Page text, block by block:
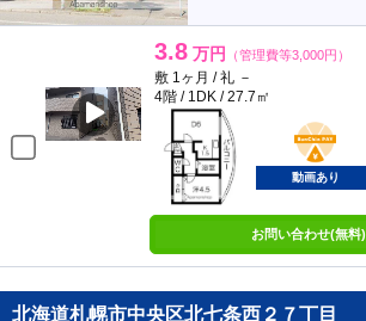
3.8 万円 （管理費等3,000円）
敷 1ヶ月 / 礼 －
4階 / 1DK / 27.7㎡
BunChinPAY
動画あり
お問い合わせ(無料)
北海道札幌市中央区北七条西２７丁目